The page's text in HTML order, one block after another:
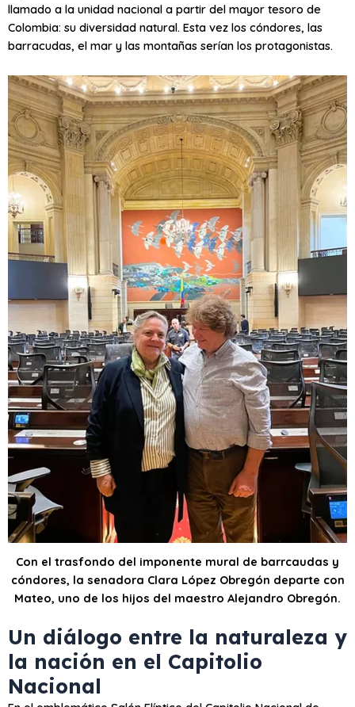
llamado a la unidad nacional a partir del mayor tesoro de
Colombia: su diversidad natural. Esta vez los cóndores, las
barracudas, el mar y las montañas serían los protagonistas.
Con el trasfondo del imponente mural de barrcaudas y
cóndores, la senadora Clara López Obregón departe con
Mateo, uno de los hijos del maestro Alejandro Obregón.
Un diálogo entre la naturaleza y
la nación en el Capitolio
Nacional